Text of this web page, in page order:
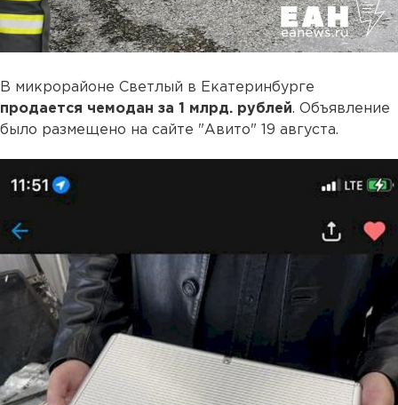
В микрорайоне Светлый в Екатеринбурге
продается чемодан за 1 млрд. рублей. Объявление
было размещено на сайте "Авито" 19 августа.